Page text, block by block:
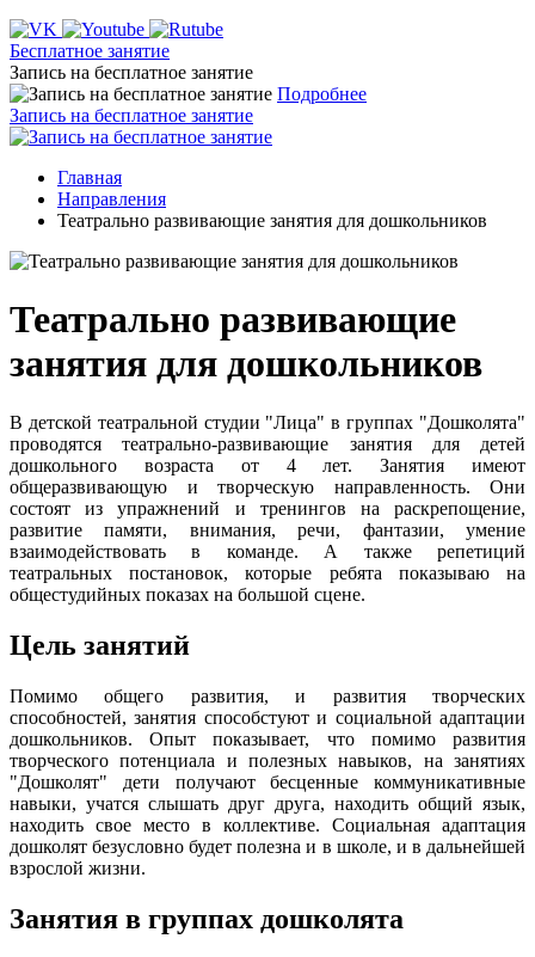
Бесплатное занятие
Запись на бесплатное занятие
Подробнее
Запись на бесплатное занятие
Главная
Направления
Театрально развивающие занятия для дошкольников
Театрально развивающие
занятия для дошкольников
В детской театральной студии "Лица" в группах "Дошколята"
проводятся театрально-развивающие занятия для детей
дошкольного возраста от 4 лет. Занятия имеют
общеразвивающую и творческую направленность. Они
состоят из упражнений и тренингов на раскрепощение,
развитие памяти, внимания, речи, фантазии, умение
взаимодействовать в команде. А также репетиций
театральных постановок, которые ребята показываю на
общестудийных показах на большой сцене.
Цель занятий
Помимо общего развития, и развития творческих
способностей, занятия способстуют и социальной адаптации
дошкольников. Опыт показывает, что помимо развития
творческого потенциала и полезных навыков, на занятиях
"Дошколят" дети получают бесценные коммуникативные
навыки, учатся слышать друг друга, находить общий язык,
находить свое место в коллективе. Социальная адаптация
дошколят безусловно будет полезна и в школе, и в дальнейшей
взрослой жизни.
Занятия в группах дошколята